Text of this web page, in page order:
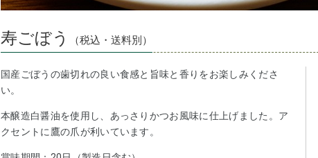
寿ごぼう （税込・送料別）
国産ごぼうの歯切れの良い食感と旨味と香りをお楽しみくださ
い。
本醸造白醤油を使用し、あっさりかつお風味に仕上げました。ア
クセントに鷹の爪が利いています。